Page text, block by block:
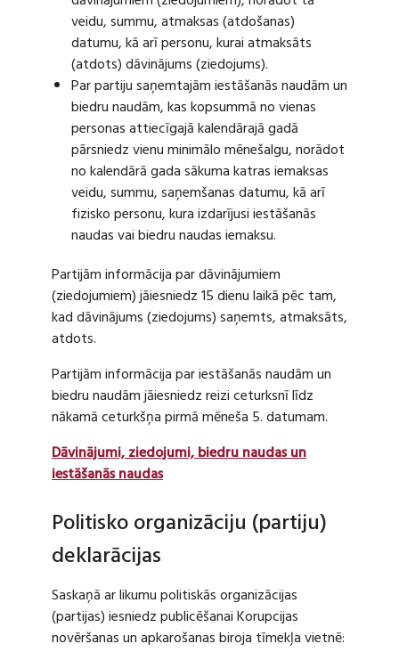
veidu, summu, atmaksas (atdošanas)
datumu, kā arī personu, kurai atmaksāts
(atdots) dāvinājums (ziedojums).
Par partiju saņemtajām iestāšanās naudām un
biedru naudām, kas kopsummā no vienas
personas attiecīgajā kalendārajā gadā
pārsniedz vienu minimālo mēnešalgu, norādot
no kalendārā gada sākuma katras iemaksas
veidu, summu, saņemšanas datumu, kā arī
fizisko personu, kura izdarījusi iestāšanās
naudas vai biedru naudas iemaksu.
Partijām informācija par dāvinājumiem
(ziedojumiem) jāiesniedz 15 dienu laikā pēc tam,
kad dāvinājums (ziedojums) saņemts, atmaksāts,
atdots.
Partijām informācija par iestāšanās naudām un
biedru naudām jāiesniedz reizi ceturksnī līdz
nākamā ceturkšņa pirmā mēneša 5. datumam.
Dāvinājumi, ziedojumi, biedru naudas un
iestāšanās naudas
Politisko organizāciju (partiju)
deklarācijas
Saskaņā ar likumu politiskās organizācijas
(partijas) iesniedz publicēšanai Korupcijas
novēršanas un apkarošanas biroja tīmekļa vietnē: